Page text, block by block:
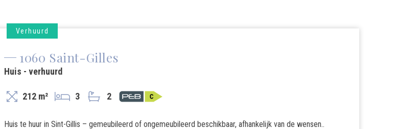
Verhuurd
1060 Saint-Gilles
Huis - verhuurd
212 m² 3 2
Huis te huur in Sint-Gillis – gemeubileerd of ongemeubileerd beschikbaar, afhankelijk van de wensen..